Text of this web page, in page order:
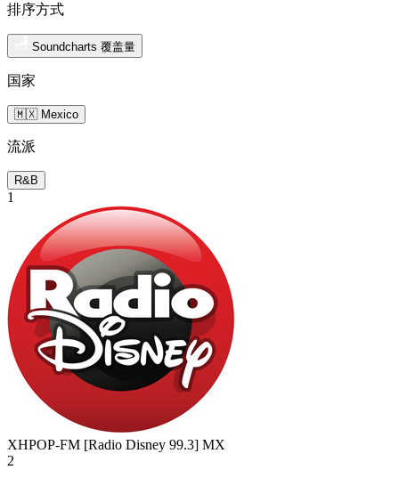
排序方式
Soundcharts 覆盖量
国家
🇲🇽 Mexico
流派
R&B
1
XHPOP-FM [Radio Disney 99.3] MX
2